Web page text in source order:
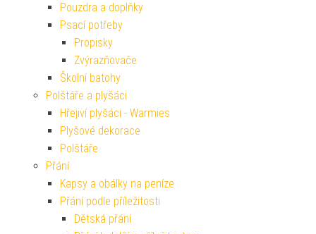
Pouzdra a doplňky
Psací potřeby
Propisky
Zvýrazňovače
Školní batohy
Polštáře a plyšáci
Hřejiví plyšáci - Warmies
Plyšové dekorace
Polštáře
Přání
Kapsy a obálky na peníze
Přání podle příležitosti
Dětská přání